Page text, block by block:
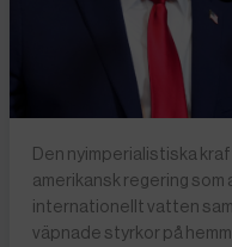
Den nyimperialistiska
amerikansk regering
internationellt vatten
väpnade styrkor på